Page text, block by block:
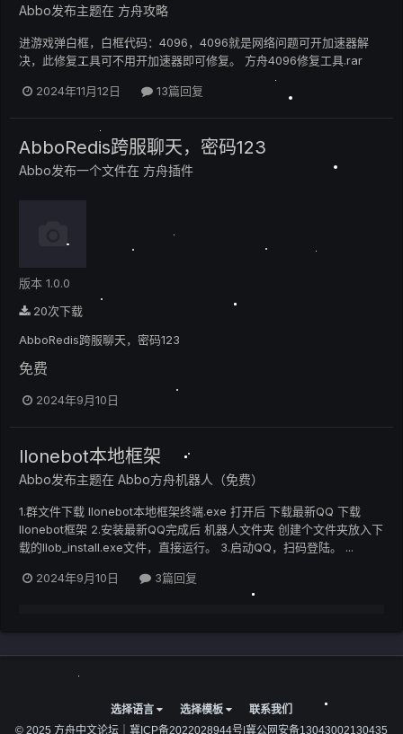
Abbo发布主题在 方舟攻略
进游戏弹白框，白框代码：4096，4096就是网络问题可开加速器解
决，此修复工具可不用开加速器即可修复。 方舟4096修复工具.rar
2024年11月12日 13篇回复
AbboRedis跨服聊天，密码123
Abbo发布一个文件在 方舟插件
版本 1.0.0
20次下载
AbboRedis跨服聊天，密码123
免费
2024年9月10日
llonebot本地框架
Abbo发布主题在 Abbo方舟机器人（免费）
1.群文件下载 llonebot本地框架终端.exe 打开后 下载最新QQ 下载
llonebot框架 2.安装最新QQ完成后 机器人文件夹 创建个文件夹放入下
载的llob_install.exe文件，直接运行。 3.启动QQ，扫码登陆。 ...
2024年9月10日 3篇回复
选择语言 选择模板
联系我们
© 2025 方舟中文论坛｜ 冀ICP备2022028944号|冀公网安备13043002130435